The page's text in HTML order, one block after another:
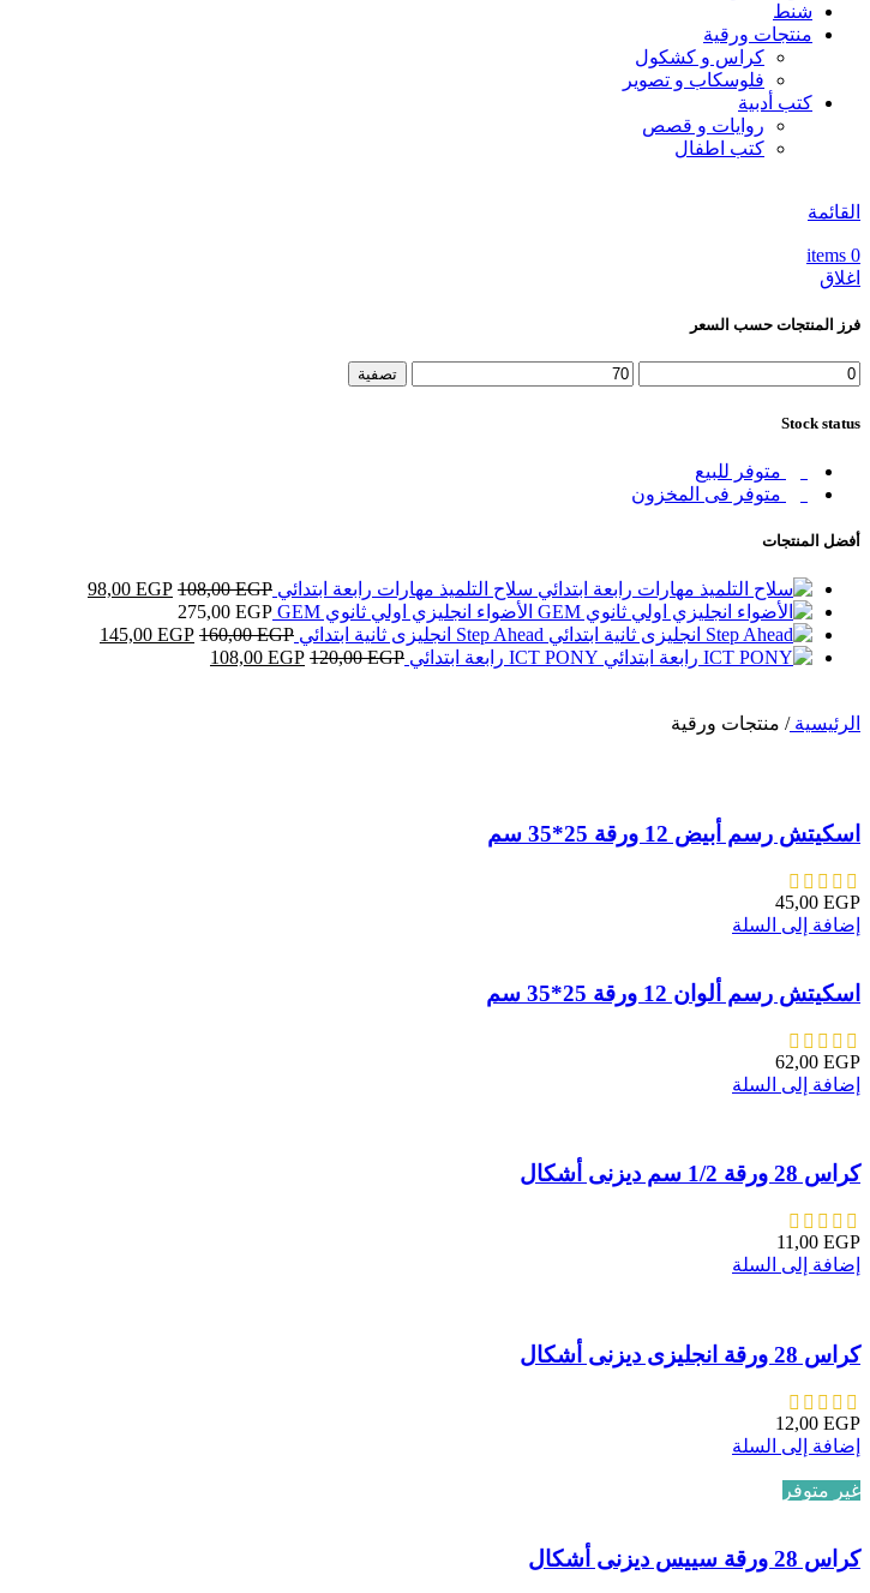
شنط
منتجات ورقية
كراس و كشكول
فلوسكاب و تصوير
كتب أدبية
روايات و قصص
كتب اطفال
القائمة
0
items
اغلاق
فرز المنتجات حسب السعر
تصفية
Stock status
متوفر للبيع
متوفر فى المخزون
أفضل المنتجات
سلاح التلميذ مهارات رابعة ابتدائي 108,00EGP
98,00 EGP
الأضواء انجليزي اولي ثانوي GEM
275,00 EGP
Step Ahead انجليزى ثانية ابتدائي
160,00EGP
145,00 EGP
ICT PONY رابعة ابتدائي
120,00EGP
108,00 EGP
الرئيسية/ منتجات ورقية
اسكيتش رسم أبيض 12 ورقة 25*35 سم
45,00 EGP
إضافة إلى السلة
اسكيتش رسم ألوان 12 ورقة 25*35 سم
62,00 EGP
إضافة إلى السلة
كراس 28 ورقة 1/2 سم ديزنى أشكال
11,00 EGP
إضافة إلى السلة
كراس 28 ورقة انجليزى ديزنى أشكال
12,00 EGP
إضافة إلى السلة
غير متوفر
كراس 28 ورقة سييس ديزنى أشكال